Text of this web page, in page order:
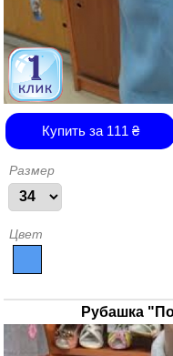
Купить за 111 ₴
Размер
Цвет
Рубашка